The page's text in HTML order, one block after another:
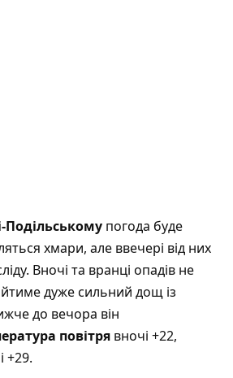
Подільському погода буде
хмари, але ввечері від них
Вночі та вранці опадів не
йтиме дуже сильний дощ із
до вечора він
повітря вночі +22,
+29.